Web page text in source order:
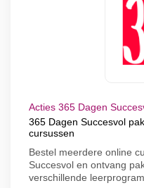
Acties 365 Dagen
365 Dagen Succesvol
cursussen
Bestel meerdere online
Succesvol en ontvang
verschillende